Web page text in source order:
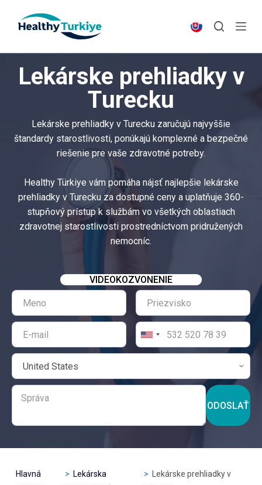
p
Lekárske prehliadky v
Turecku
Lekárske prehliadky v Turecku zaručujú najvyššie
štandardy starostlivosti, ponúkajú komplexné a bezpečné
riešenie pre vaše zdravotné potreby.
Healthy Türkiye vám pomáha nájsť najlepšie lekárske
prehliadky v Turecku za dostupné ceny a uplatňuje 360-
stupňový prístup k službám vo všetkých oblastiach
zdravotnej starostlivosti prostredníctvom pridružených
nemocníc.
VIDEOKOZVONENIE
ODOSLAŤ
Hlavná
Lekárska
Lekárske prehliadky v